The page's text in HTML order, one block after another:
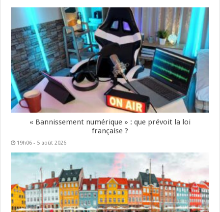
« Bannissement numérique » : que prévoit la loi
française ?
19h06 - 5 août 2026